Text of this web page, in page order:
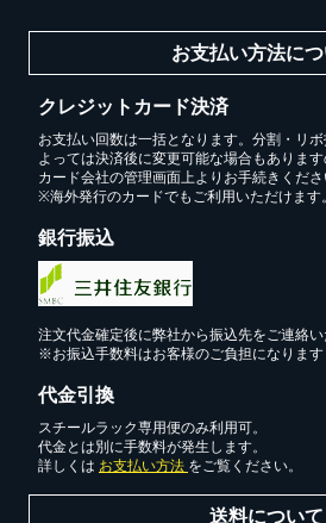
お支払い方法に
クレジットカード決済
お支払い回数は一括となります。分割・リ
よっては決済後に変更可能な場合もありま
カード会社の管理画面上よりお手続きくださ
※海外発行のカードでもご利用いただけます。
銀行振込
注文代金確定後に弊社から振込先をご連絡い
※お振込手数料はお客様のご負担になります
代金引換
スチールラック専用便のみ利用可。
代金とは別に手数料が発生します。
詳しくは お支払い方法 をご覧ください。
送料について